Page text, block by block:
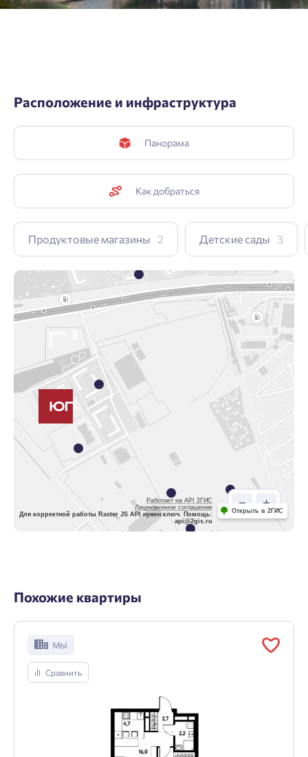
Расположение и инфраструктура
Панорама
Как добраться
Продуктовые магазины 2 Детские сады 3
Работает на API 2ГИС
Лицензионное соглашение
Для корректной работы Raster JS API нужен ключ. Помощь:
api@2gis.ru
Открыть в 2ГИС
Похожие квартиры
МЫ
Сравнить
Подтвердить